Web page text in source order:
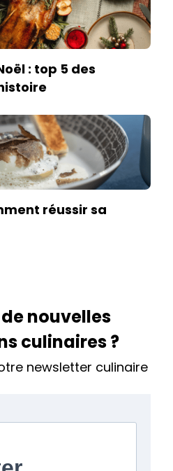
: top 5 des
réussir sa
nouvelles
culinaires ?
newsletter culinaire